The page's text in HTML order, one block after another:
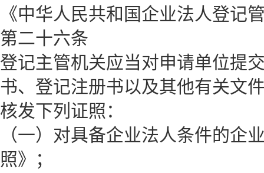
《中华人民共和国企业法人登记
第二十六条
登记主管机关应当对申请单位提
书、登记注册书以及其他有关文
核发下列证照：
（一）对具备企业法人条件的企
照》；